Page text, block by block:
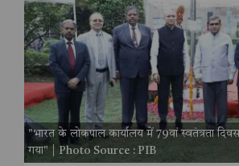
"भारत के लोकपाल कार्यालय में 79वां स्वतंत्रता दिवस
गया" | Photo Source : PIB